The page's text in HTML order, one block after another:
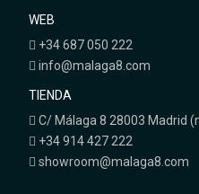
WEB
+34 687 050 222
info@malaga8.com
TIENDA
C/ Málaga 8 28003 Madrid
+34 914 427 222
showroom@malaga8.com